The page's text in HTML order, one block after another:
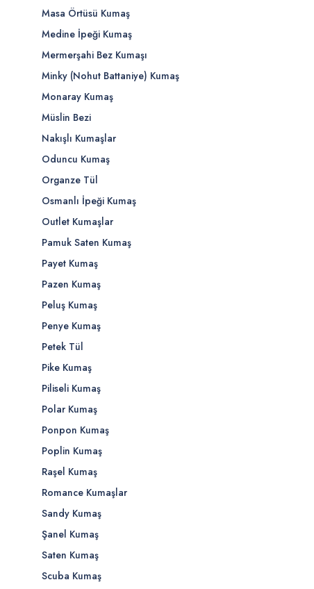
Masa Örtüsü Kumaş
Medine İpeği Kumaş
Mermerşahi Bez Kumaşı
Minky (Nohut Battaniye) Kumaş
Monaray Kumaş
Müslin Bezi
Nakışlı Kumaşlar
Oduncu Kumaş
Organze Tül
Osmanlı İpeği Kumaş
Outlet Kumaşlar
Pamuk Saten Kumaş
Payet Kumaş
Pazen Kumaş
Peluş Kumaş
Penye Kumaş
Petek Tül
Pike Kumaş
Piliseli Kumaş
Polar Kumaş
Ponpon Kumaş
Poplin Kumaş
Raşel Kumaş
Romance Kumaşlar
Sandy Kumaş
Şanel Kumaş
Saten Kumaş
Scuba Kumaş